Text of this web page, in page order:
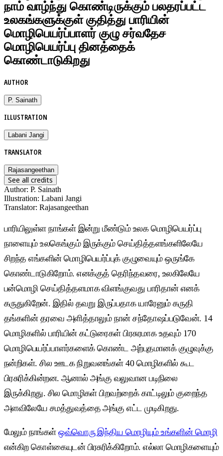
நாம் வாழ்ந்து கொண்டிருக்கும் பலதரப்பட்ட
உலகங்களுக்குள் குதித்து பாரியின்
மொழிபெயர்ப்பாளர் குழு சர்வதேச
மொழிபெயர்ப்பு தினத்தைக்
கொண்டாடுகிறது
AUTHOR
P. Sainath
ILLUSTRATION
Labani Jangi
TRANSLATOR
Rajasangeethan
See all credits
Author: P. Sainath
Illustration: Labani Jangi
Translator: Rajasangeethan
பாரியிலுள்ள நாங்கள் இன்று மீண்டும் உலக மொழிபெயர்ப்பு
நாளையும் உலகெங்கும் இருக்கும் செய்தித்தளங்களிலேயே
சிறந்த எங்களின் மொழிபெயர்ப்புக் குழுவையும் ஒருங்கே
கொண்டாடுகிறோம். எனக்குத் தெரிந்தவரை, உலகிலேயே
பன்மொழி செய்தித்தளமாக விளங்குவது பாரிதான் எனக்
கருதுகிறேன். இதில் தவறு இருப்பதாக யாரேனும் கருதி
தங்களின் தரவை அளித்தாலும் நான் சந்தோஷப்படுவேன். 14
மொழிகளில் பாரியின் கட்டுரைகள் பிரசுரமாக உதவும் 170
மொழிபெயர்ப்பாளர்களைக் கொண்ட அற்புதமானக் குழுவுக்கு
நன்றிகள். சில ஊடக நிறுவனங்கள் 40 மொழிகளில் கூட
பிரசுரிக்கின்றன. ஆனால் அங்கு வலுவான படிநிலை
இருக்கிறது. சில மொழிகள் பிறவற்றைக் காட்டிலும் குறைந்த
அளவிலேயே சமத்துவத்தை அங்கு எட்ட முடிகிறது.
மேலும் நாங்கள்ஒவ்வொரு இந்திய மொழியும் உங்களின் மொழி
என்கிற கொள்கையுடன் பிரசுரிக்கிறோம். எல்லா மொழிகளையும்